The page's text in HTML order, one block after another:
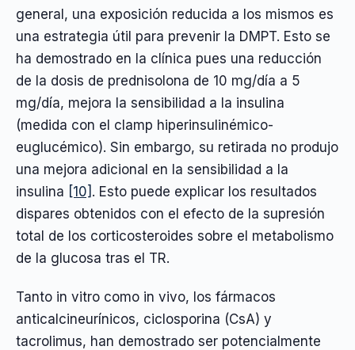
general, una exposición reducida a los mismos es
una estrategia útil para prevenir la DMPT. Esto se
ha demostrado en la clínica pues una reducción
de la dosis de prednisolona de 10 mg/día a 5
mg/día, mejora la sensibilidad a la insulina
(medida con el clamp hiperinsulinémico-
euglucémico). Sin embargo, su retirada no produjo
una mejora adicional en la sensibilidad a la
insulina [10] . Esto puede explicar los resultados
dispares obtenidos con el efecto de la supresión
total de los corticosteroides sobre el metabolismo
de la glucosa tras el TR.
Tanto in vitro como in vivo, los fármacos
anticalcineurínicos, ciclosporina (CsA) y
tacrolimus, han demostrado ser potencialmente